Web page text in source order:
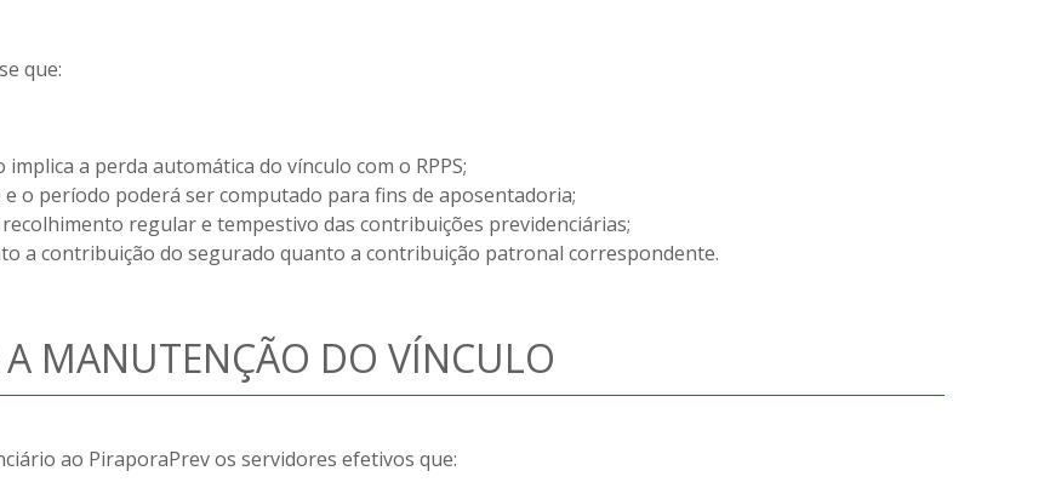
que:
a perda automática do vínculo com o RPPS;
o período poderá ser computado para fins de aposentadoria;
regular e tempestivo das contribuições previdenciárias;
a contribuição do segurado quanto a contribuição patronal correspondente.
MANUTENÇÃO DO VÍNCULO
ao PiraporaPrev os servidores efetivos que: